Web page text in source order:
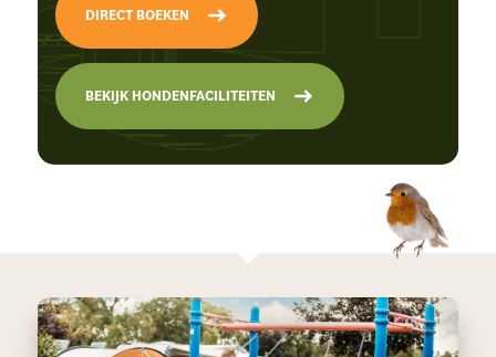
DIRECT BOEKEN
BEKIJK HONDENFACILITEITEN